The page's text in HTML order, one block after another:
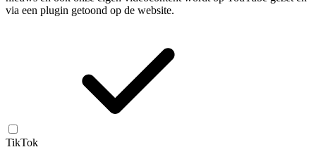
via een plugin getoond op de website.
TikTok